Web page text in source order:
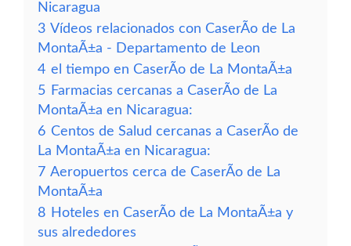
Nicaragua
3 Vídeos relacionados con CaserÃ­o de La
MontaÃ±a - Departamento de Leon
4 el tiempo en CaserÃ­o de La MontaÃ±a
5 Farmacias cercanas a CaserÃ­o de La
MontaÃ±a en Nicaragua:
6 Centos de Salud cercanas a CaserÃ­o de
La MontaÃ±a en Nicaragua:
7 Aeropuertos cerca de CaserÃ­o de La
MontaÃ±a
8 Hoteles en CaserÃ­o de La MontaÃ±a y
sus alrededores